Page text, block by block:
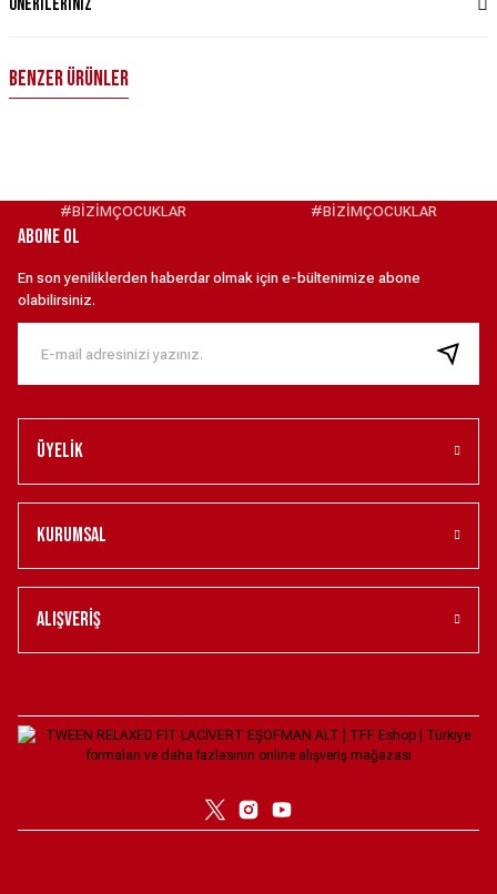
Benzer Ürünler
4.950,00 ₺ 4.950,00 ₺
4.950,00 ₺ 5.950,00 ₺
TWEEN MONT XXL TWEEN SLİM FİT LACİVERT KUMAŞ CEKET 52
24.950,00 ₺
TWEEN LACİVERT DÜZ ŞAPKA
1.250,00 ₺
TWEEN SLİM FİT BEYAZ TRİKO 3XL
5.450,00 ₺
#BİZİMÇOCUKLAR #BİZİMÇOCUKLAR
Üyelik
Kurumsal
Alışveriş
ABONE OL
En son yeniliklerden haberdar olmak için e-bültenimize abone
olabilirsiniz.